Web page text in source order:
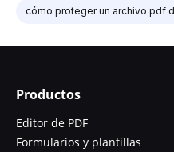
cómo proteger un archivo pdf
Productos
Editor de PDF
Formularios y plantillas